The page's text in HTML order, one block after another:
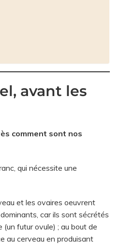
avant les
comment sont nos
qui nécessite une
et les ovaires oeuvrent
car ils sont sécrétés
futur ovule) ; au bout de
au cerveau en produisant